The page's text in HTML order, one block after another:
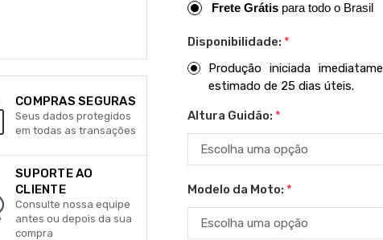
COMPRAS SEGURAS
Seus dados protegidos
em todas as transações
SUPORTE AO
CLIENTE
Consulte nossa equipe
antes ou depois da sua
compra
Frete Grátis para todo o Brasil
Disponibilidade: *
Produção iniciada
estimado de 25 dias úteis.
Altura Guidão: *
Modelo da Moto: *